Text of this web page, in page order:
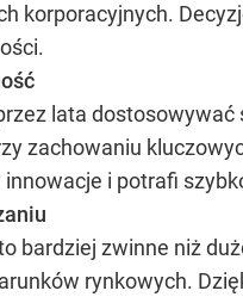
korporacyjnych.
lata
zachowaniu
i potrafi
bardziej zwinne niż
rynkowych.